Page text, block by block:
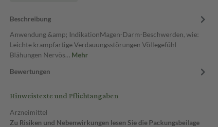
Beschreibung
Anwendung &amp; IndikationMagen-Darm-Beschwerden, wie:
Leichte krampfartige Verdauungsstörungen Völlegefühl
Blähungen Nervös… Mehr
Bewertungen
Hinweistexte und Pflichtangaben
Arzneimittel
Zu Risiken und Nebenwirkungen lesen Sie die Packungsbeilage